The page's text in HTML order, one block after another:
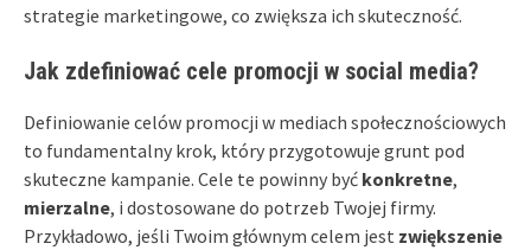
strategie marketingowe, co zwiększa ich skuteczność.
Jak zdefiniować cele promocji w social media?
Definiowanie celów promocji w mediach społecznościowych
to fundamentalny krok, który przygotowuje grunt pod
skuteczne kampanie. Cele te powinny być konkretne,
mierzalne, i dostosowane do potrzeb Twojej firmy.
Przykładowo, jeśli Twoim głównym celem jest zwiększenie